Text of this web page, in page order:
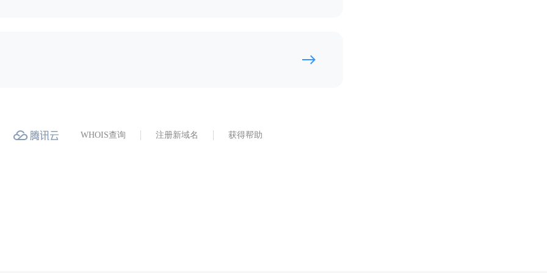
WHOIS查询 注册新域名 获得帮助